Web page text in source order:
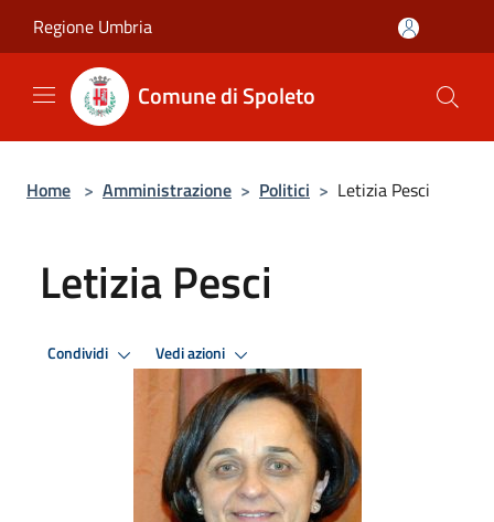
Regione Umbria
Comune di Spoleto
Home > Amministrazione > Politici > Letizia Pesci
Letizia Pesci
Condividi Vedi azioni